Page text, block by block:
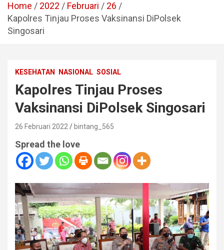
Home 2022 Februari
26
Kapolres Tinjau Proses Vaksinansi DiPolsek
Singosari
KESEHATAN NASIONAL SOSIAL
Kapolres Tinjau Proses
Vaksinansi DiPolsek Singosari
26 Februari 2022 bintang_565
Spread the love